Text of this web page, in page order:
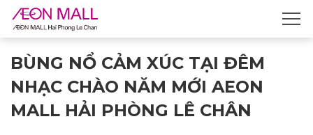
BÙNG NỔ CẢM XÚC TẠI ĐÊM
NHẠC CHÀO NĂM MỚI AEON
MALL HẢI PHÒNG LÊ CHÂN